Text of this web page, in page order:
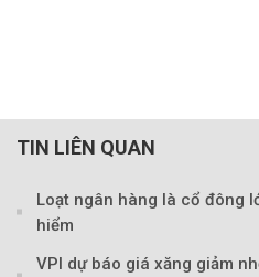
TIN LIÊN QUAN
Loạt ngân hàng là cổ đông
hiểm
VPI dự báo giá xăng giảm